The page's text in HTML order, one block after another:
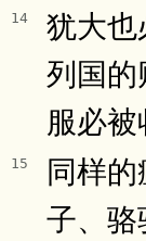
14
犹大
列国
服必被
15
同样
子、